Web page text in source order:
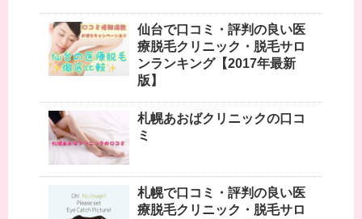
仙台で口コミ・評判の良い医
療脱毛クリニック・脱毛サロ
ンランキング【2017年最新
版】
札幌あおばクリニックの口コ
ミ
札幌で口コミ・評判の良い医
療脱毛クリニック・脱毛サロ